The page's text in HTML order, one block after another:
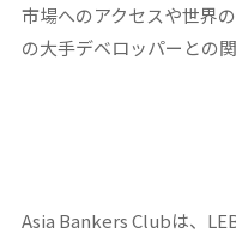
市場へのアクセスや世界
の大手デベロッパーとの
Asia Bankers Clubは、